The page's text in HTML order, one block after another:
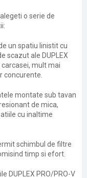
o serie de
un spatiu linistit cu
scazut ale DUPLEX
carcasei, mult mai
concurente.
montate sub tavan
de mica,
cu inaltime
schimbul de filtre
timp si efort.
DUPLEX PRO/PRO-V